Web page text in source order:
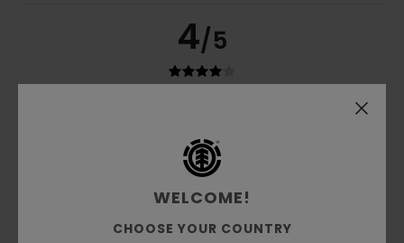
4/5
Preis-Leistungs-Verhältnis
/5
WELCOME!
CHOOSE YOUR COUNTRY